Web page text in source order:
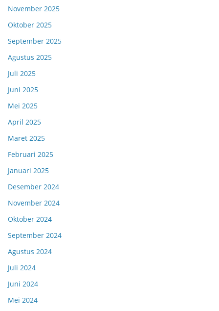
November 2025
Oktober 2025
September 2025
Agustus 2025
Juli 2025
Juni 2025
Mei 2025
April 2025
Maret 2025
Februari 2025
Januari 2025
Desember 2024
November 2024
Oktober 2024
September 2024
Agustus 2024
Juli 2024
Juni 2024
Mei 2024